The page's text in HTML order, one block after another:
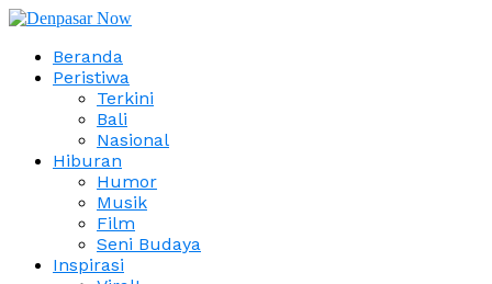
Beranda
Peristiwa
Terkini
Bali
Nasional
Hiburan
Humor
Musik
Film
Seni Budaya
Inspirasi